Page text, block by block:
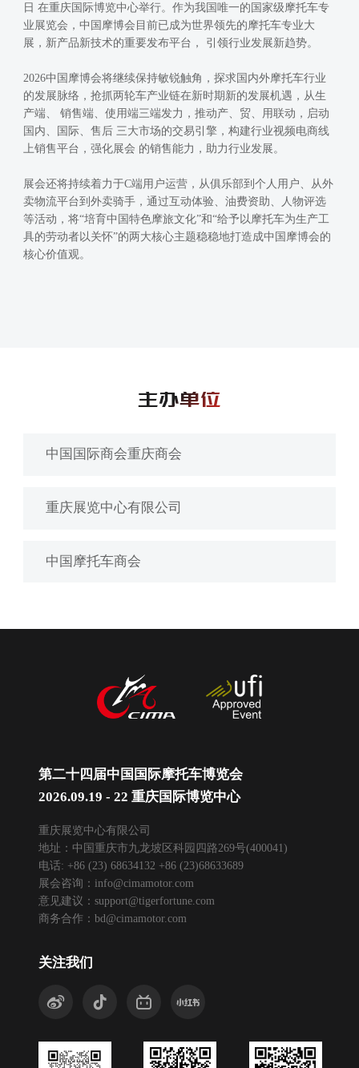
日 在重庆国际博览中心举行。作为我国唯一的国家级摩托车专
业展览会，中国摩博会目前已成为世界领先的摩托车专业大
展，新产品新技术的重要发布平台， 引领行业发展新趋势。
2026中国摩博会将继续保持敏锐触角，探求国内外摩托车行业
的发展脉络，抢抓两轮车产业链在新时期新的发展机遇，从生
产端、 销售端、使用端三端发力，推动产、贸、用联动，启动
国内、国际、售后 三大市场的交易引擎，构建行业视频电商线
上销售平台，强化展会 的销售能力，助力行业发展。
展会还将持续着力于C端用户运营，从俱乐部到个人用户、从外
卖物流平台到外卖骑手，通过互动体验、油费资助、人物评选
等活动，将“培育中国特色摩旅文化”和“给予以摩托车为生产工
具的劳动者以关怀”的两大核心主题稳稳地打造成中国摩博会的
核心价值观。
主办单位
中国国际商会重庆商会
重庆展览中心有限公司
中国摩托车商会
第二十四届中国国际摩托车博览会
2026.09.19 - 22 重庆国际博览中心
重庆展览中心有限公司
地址：中国重庆市九龙坡区科园四路269号(400041)
电话: +86 (23) 68634132 +86 (23)68633689
展会咨询： info@cimamotor.com
意见建议： support@tigerfortune.com
商务合作： bd@cimamotor.com
关注我们